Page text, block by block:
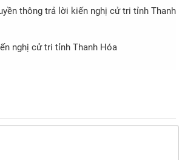
thông trả lời kiến nghị cử tri tỉnh Thanh
nghị cử tri tỉnh Thanh Hóa